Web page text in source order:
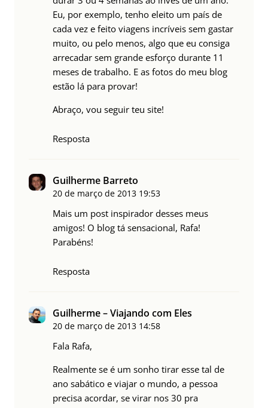
Eu, por exemplo, tenho eleito um país de
cada vez e feito viagens incríveis sem gastar
muito, ou pelo menos, algo que eu consiga
arrecadar sem grande esforço durante 11
meses de trabalho. E as fotos do meu blog
estão lá para provar!
Abraço, vou seguir teu site!
Resposta
Guilherme Barreto
20 de março de 2013 19:53
Mais um post inspirador desses meus
amigos! O blog tá sensacional, Rafa!
Parabéns!
Resposta
Guilherme – Viajando com Eles
20 de março de 2013 14:58
Fala Rafa,
Realmente se é um sonho tirar esse tal de
ano sabático e viajar o mundo, a pessoa
precisa acordar, se virar nos 30 pra